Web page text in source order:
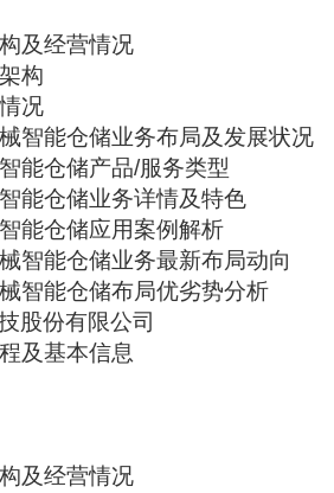
及经营情况
构
况
智能仓储业务布局及发展状况
能仓储产品/服务类型
能仓储业务详情及特色
能仓储应用案例解析
智能仓储业务最新布局动向
智能仓储布局优劣势分析
股份有限公司
及基本信息
及经营情况